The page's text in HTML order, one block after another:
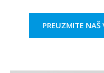
PREUZMITE NAŠ